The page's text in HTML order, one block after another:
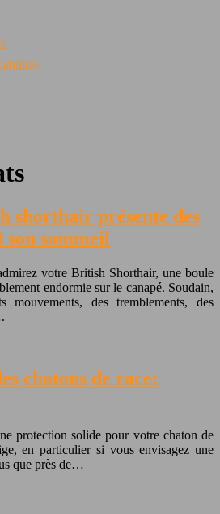
shorthair présente des
son sommeil
votre British Shorthair, une boule
endormie sur le canapé. Soudain,
mouvements, des tremblements, des
chatons de race:
protection solide pour votre chaton de
en particulier si vous envisagez une
que près de…